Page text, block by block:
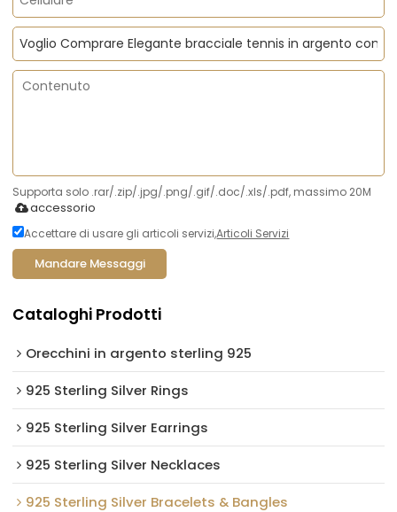
Supporta solo .rar/.zip/.jpg/.png/.gif/.doc/.xls/.pdf, massimo 20M
accessorio
Accettare di usare gli articoli servizi,Articoli Servizi
Mandare Messaggi
Cataloghi Prodotti
Orecchini in argento sterling 925
925 Sterling Silver Rings
925 Sterling Silver Earrings
925 Sterling Silver Necklaces
925 Sterling Silver Bracelets & Bangles